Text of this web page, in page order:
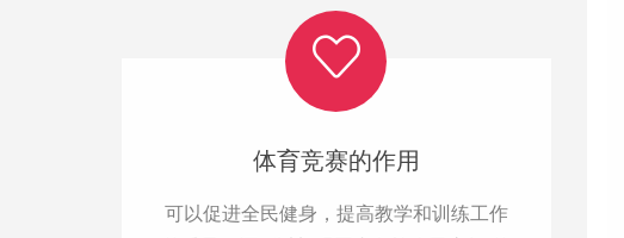
体育竞赛的作用
可以促进全民健身，提高教学和训练工作